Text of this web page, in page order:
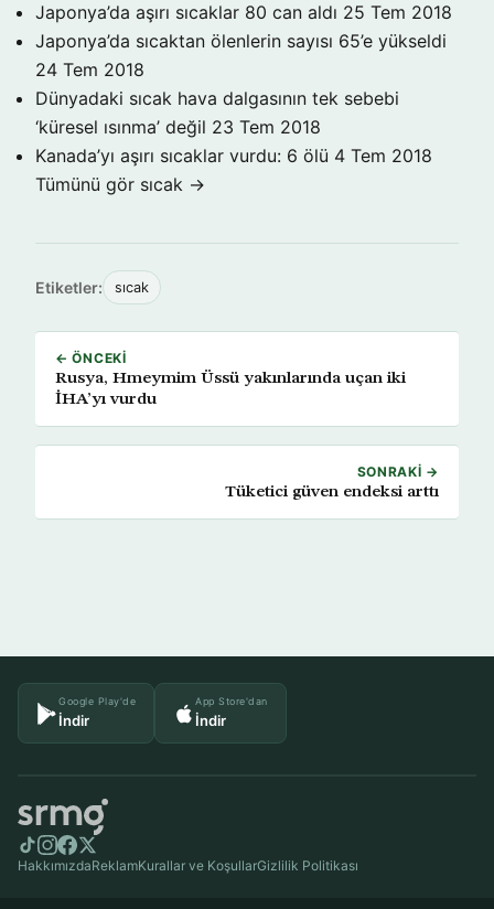
Japonya’da aşırı sıcaklar 80 can aldı 25 Tem 2018
Japonya’da sıcaktan ölenlerin sayısı 65’e yükseldi
24 Tem 2018
Dünyadaki sıcak hava dalgasının tek sebebi
‘küresel ısınma’ değil 23 Tem 2018
Kanada’yı aşırı sıcaklar vurdu: 6 ölü 4 Tem 2018
Tümünü gör sıcak →
Etiketler: sıcak
← ÖNCEKI
Rusya, Hmeymim Üssü yakınlarında uçan iki
İHA’yı vurdu
SONRAKI →
Tüketici güven endeksi arttı
Google Play'de
İndir
App Store'dan
İndir
HakkımızdaReklamKurallar ve KoşullarGizlilik Politikası